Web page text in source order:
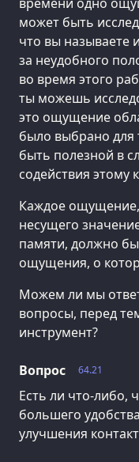
времени одно
может быть
что вы называете
за неудобного
во время этого
ты можешь
это ощущение
было выбрано для
быть полезной в
содействия этому
Каждое
несущего
памяти, должно
ощущения, о
Можем ли мы
вопросы, перед
инструмент?
64.21
Вопрос
Есть ли что-либо,
большего
улучшения